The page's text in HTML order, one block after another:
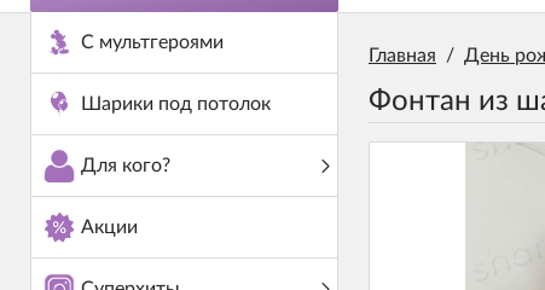
С мультгероями
Шарики под потолок
Для кого?
Акции
Главная / День
Фонтан из